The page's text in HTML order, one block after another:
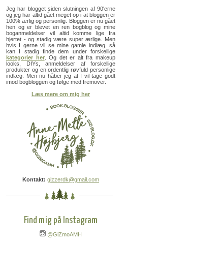
Jeg har blogget siden slutningen af 90'erne
og jeg har altid gået meget op i at bloggen er
100% ærlig og personlig. Bloggen er nu gået
hen og er blevet en ren bogblog og mine
boganmeldelser vil altid komme lige fra
hjertet - og stadig være super ærlige. Men
hvis I gerne vil se mine gamle indlæg, så
kan I stadig finde dem under forskellige
kategorier her. Og det er alt fra makeup
looks, DIYs, anmeldelser af forskellige
produkter og en ordentlig røvfuld personlige
indlæg. Men nu håber jeg at I vil tage godt
imod bogbloggen og følge med fremover.
Læs mere om mig her
Kontakt: gizzerdk@gmail.com
Find mig på Instagram
@GiZmoAMH